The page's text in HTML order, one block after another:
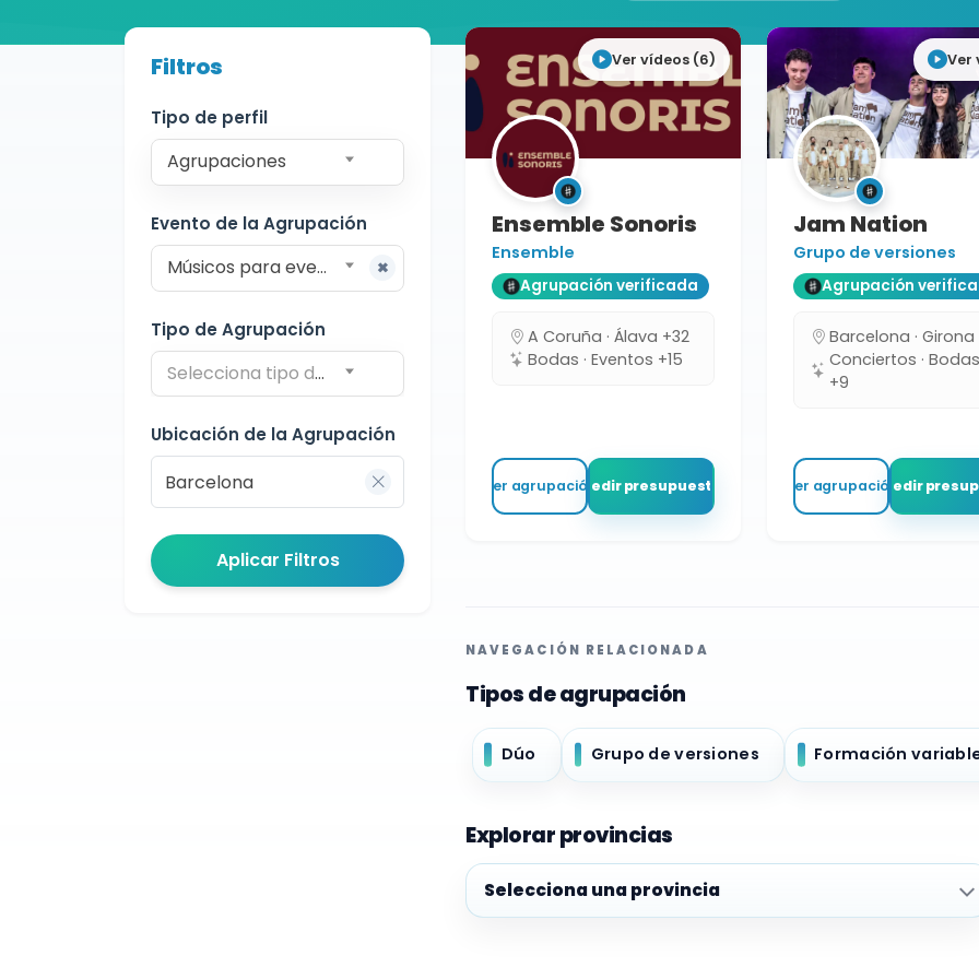
Buscador de músicos
Agrupaciones
Filtros
Tipo de perfil
Agrupaciones
Evento de la Agrupación
Músicos para eventos empresariales
Tipo de Agrupación
Selecciona tipo de agrupación
Ubicación de la Agrupación
Aplicar Filtros
Ver vídeos (6)
Ensemble Sonoris
Ensemble
Agrupación verificada
A Coruña · Álava +32
Bodas · Eventos +15
Ver agrupaciónPedir presupuesto
Ver
Jam Nation
Grupo de versiones
Agrupación
Barcelona · Girona
Conciertos · Bodas
+9
Ver agrupaciónPedir
NAVEGACIÓN RELACIONADA
Tipos de agrupación
Dúo Grupo de versiones Formación
Explorar provincias
Explorar provincias